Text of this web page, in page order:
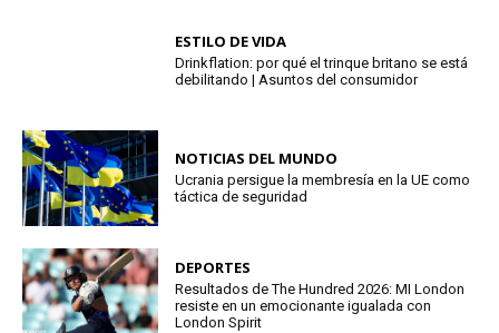
ESTILO DE VIDA
Drinkflation: por qué el trinque britano se está
debilitando | Asuntos del consumidor
NOTICIAS DEL MUNDO
Ucrania persigue la membresía en la UE como
táctica de seguridad
DEPORTES
Resultados de The Hundred 2026: MI London
resiste en un emocionante igualada con
London Spirit